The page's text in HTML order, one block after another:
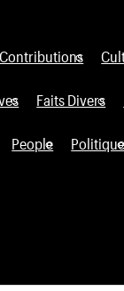
Contributions
Faits Divers
People Politique